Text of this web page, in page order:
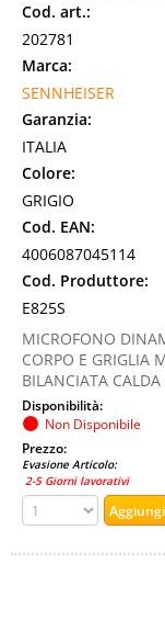
Cod. art.:
202781
Marca:
SENNHEISER
Garanzia:
ITALIA
Colore:
GRIGIO
Cod. EAN:
4006087045114
Cod. Produttore:
E825S
MICROFONO
CORPO E GRIGLIA
BILANCIATA CALDA
Disponibilità:
Non Disponibile
Prezzo:
Evasione Articolo:
2-5 Giorni lavorativi